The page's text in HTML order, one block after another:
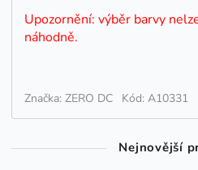
Upozornění: výběr barvy
náhodně.
Značka: ZERO DC Kód: A10331
Nejnovější